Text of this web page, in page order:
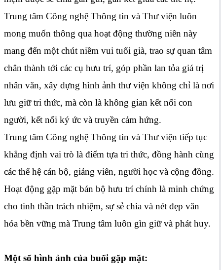
Trung tâm Công nghệ Thông tin và Thư viện luôn
mong muốn thông qua hoạt động thường niên này
mang đến một chút niềm vui tuổi già, trao sự quan tâm
chân thành tới các cụ hưu trí, góp phần lan tỏa giá trị
nhân văn, xây dựng hình ảnh thư viện không chỉ là nơi
lưu giữ tri thức, mà còn là không gian kết nối con
người, kết nối ký ức và truyền cảm hứng.
Trung tâm Công nghệ Thông tin và Thư viện tiếp tục
khẳng định vai trò là điểm tựa tri thức, đồng hành cùng
các thế hệ cán bộ, giảng viên, người học và cộng đồng.
Hoạt động gặp mặt bán bộ hưu trí chính là minh chứng
cho tinh thần trách nhiệm, sự sẻ chia và nét đẹp văn
hóa bền vững mà Trung tâm luôn gìn giữ và phát huy.
Một số hình ảnh của buổi gặp mặt: